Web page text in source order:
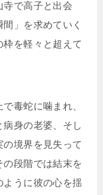
寺で高子と出会
」を求めていく
を軽々と超えて
毒蛇に噛まれ、
身の老婆、そし
境界を見失って
の段階では結末を
ように彼の心を揺